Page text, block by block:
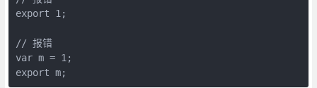
export 1;
// 报错
var m = 1;
export m;